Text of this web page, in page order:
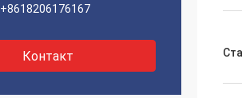
+8618206176167
Контакт